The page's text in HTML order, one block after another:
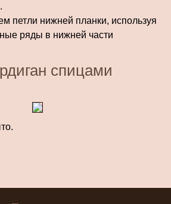
петли нижней планки, используя
ряды в нижней части
спицами